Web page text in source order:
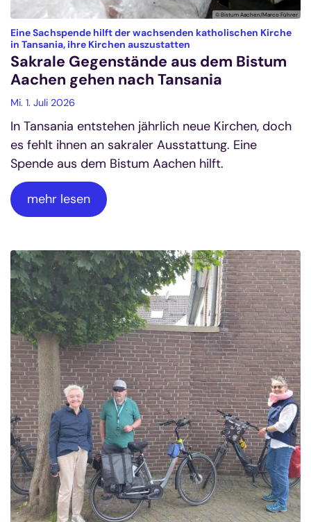
© Bistum Aachen/Marco Führer
Eine Sachspende hilft der wachsenden katholischen Kirche
in Tansania, ihre Kirchen auszustatten
Sakrale Gegenstände aus dem Bistum
Aachen gehen nach Tansania
Mi. 1. Juli 2026
In Tansania entstehen jährlich neue Kirchen, doch
es fehlt ihnen an sakraler Ausstattung. Eine
Spende aus dem Bistum Aachen hilft.
mehr lesen